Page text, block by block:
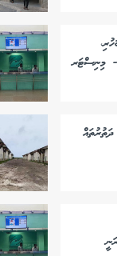
މިނިސްޓަރ